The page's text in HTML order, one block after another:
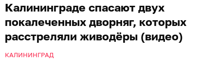
Калининграде спасают двух
покалеченных дворняг, которых
расстреляли живодёры (видео)
КАЛИНИНГРАД